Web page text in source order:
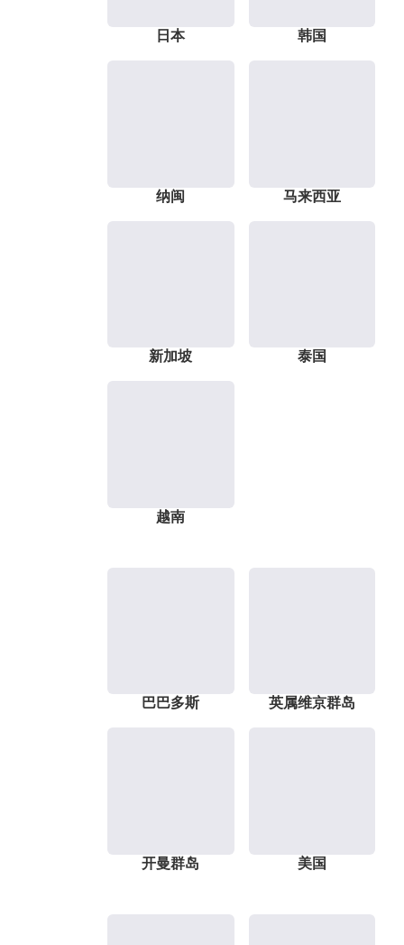
日本 韩国
纳闽 马来西亚
新加坡 泰国
越南
巴巴多斯 英属维京群岛
开曼群岛 美国